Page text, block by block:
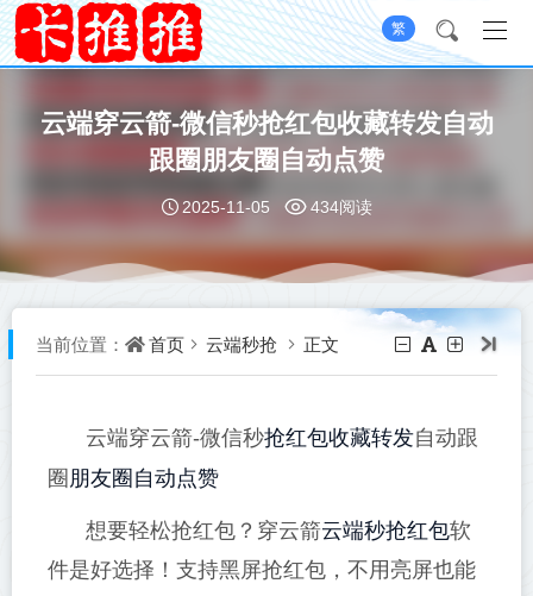
繁
云端穿云箭-微信秒抢红包收藏转发自动
跟圈朋友圈自动点赞
2025-11-05 434阅读
当前位置： 首页 云端秒抢 正文
云端穿云箭-微信秒抢红包收藏转发自动跟
圈 朋友圈自动点赞
想要轻松抢红包？穿云箭云端秒抢红包软
件是好选择！支持黑屏抢红包，不用亮屏也能